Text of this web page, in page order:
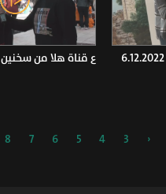
ع قناة هلا من سخنين 3.12.2022
‹
3
4
5
6
7
8